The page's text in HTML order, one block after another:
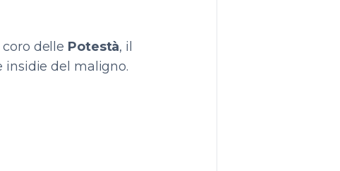
delle Potestà, il
insidie del maligno.